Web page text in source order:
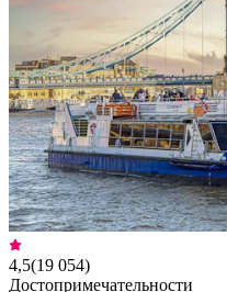
4,5(19 054)
Достопримечательности